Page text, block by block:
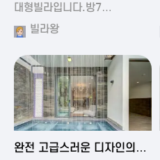
대형빌라입니다.방7…
빌라왕
2024-11-19 01:13
완전 고급스러운 디자인의